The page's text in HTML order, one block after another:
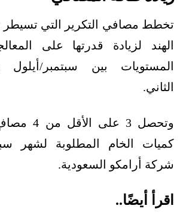
تخطط مصافي التكرير التي تسيطر
الهند لزيادة قدرتها على
المستويات بين سبتمبر/أيلول
الثاني.
وتحصل 3
كميات الخام المطلوبة لشهر
شركة أرامكو السعودية.
اقرأ أيضًا..